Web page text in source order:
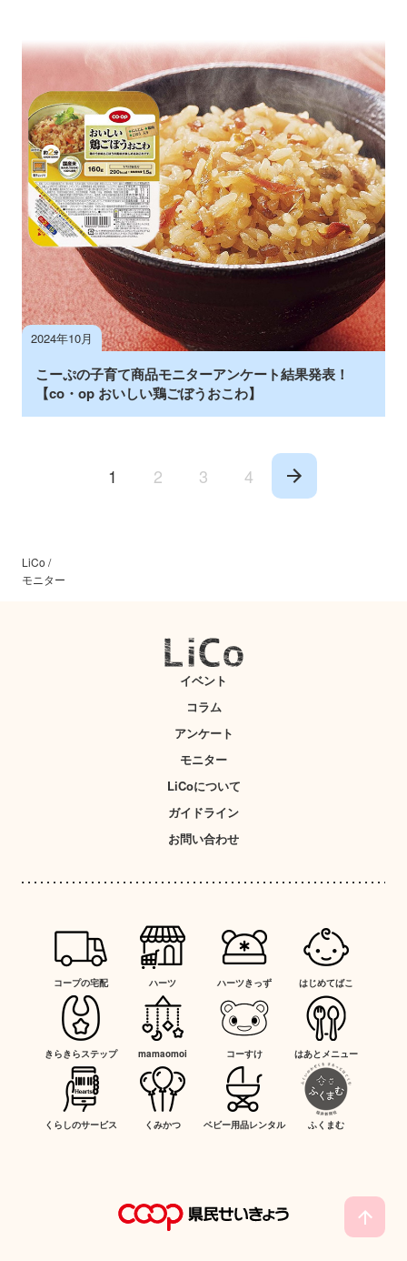
2024年10月
こーぷの子育て商品モニターアンケート結果発表！
【co・op おいしい鶏ごぼうおこわ】
1 2 3 4
LiCo /
モニター
イベント
コラム
アンケート
モニター
LiCoについて
ガイドライン
お問い合わせ
コープの宅配 ハーツ ハーツきっず はじめてばこ
きらきらステップ mamaomoi コーすけ はあとメニュー
くらしのサービス くみかつ ベビー用品レンタル ふくまむ